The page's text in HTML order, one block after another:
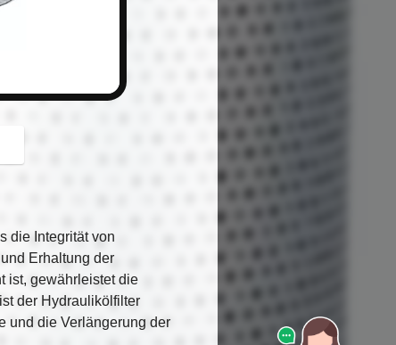
die Integrität von
Erhaltung der
ist, gewährleistet die
der Hydraulikölfilter
und die Verlängerung der